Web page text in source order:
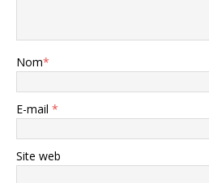
Nom*
E-mail *
Site web